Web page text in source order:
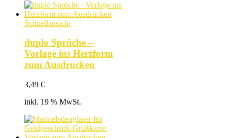
Schnellansicht
duplo Sprüche –
Vorlage ins Herzform
zum Ausdrucken
3,49 €
inkl. 19 % MwSt.